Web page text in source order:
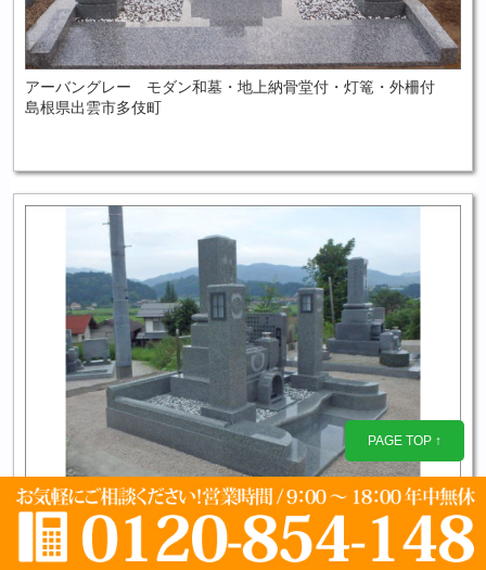
アーバングレー モダン和墓・地上納骨堂付・灯篭・外柵付
島根県出雲市多伎町
アーバングレー 外柵付 和型墓石 尺薄布団付石碑 島根県
仁多郡奥出雲町
PAGE TOP ↑